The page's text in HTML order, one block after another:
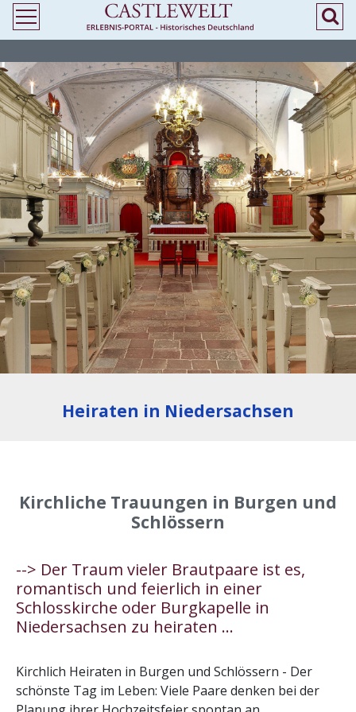
Castlewelt
Heiraten in Niedersachsen
Kirchliche Trauungen in Burgen und
Schlössern
--> Der Traum vieler Brautpaare ist es,
romantisch und feierlich in einer
Schlosskirche oder Burgkapelle in
Niedersachsen zu heiraten ...
Kirchlich Heiraten in Burgen und Schlössern - Der
schönste Tag im Leben: Viele Paare denken bei der